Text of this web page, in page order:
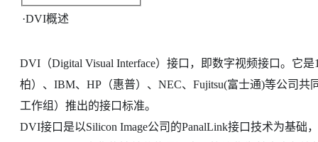
·DVI概述
DVI（Digital Visual Interface）接口，即数字视频接口。它
柏）、IBM、HP（惠普）、NEC、Fujitsu(富士通)等公司共
工作组）推出的接口标准。
DVI接口是以Silicon Image公司的PanalLink接口技术为基础